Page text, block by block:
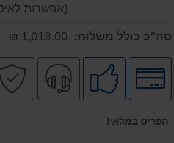
(אפשרות
סה"כ כולל משלוח: 1,018.00 ₪
לחץ
לאפשרויות
תשלומים
מומלץ
ע"י
לקוחות
שירות
מקצועי
הפריט במלאי!